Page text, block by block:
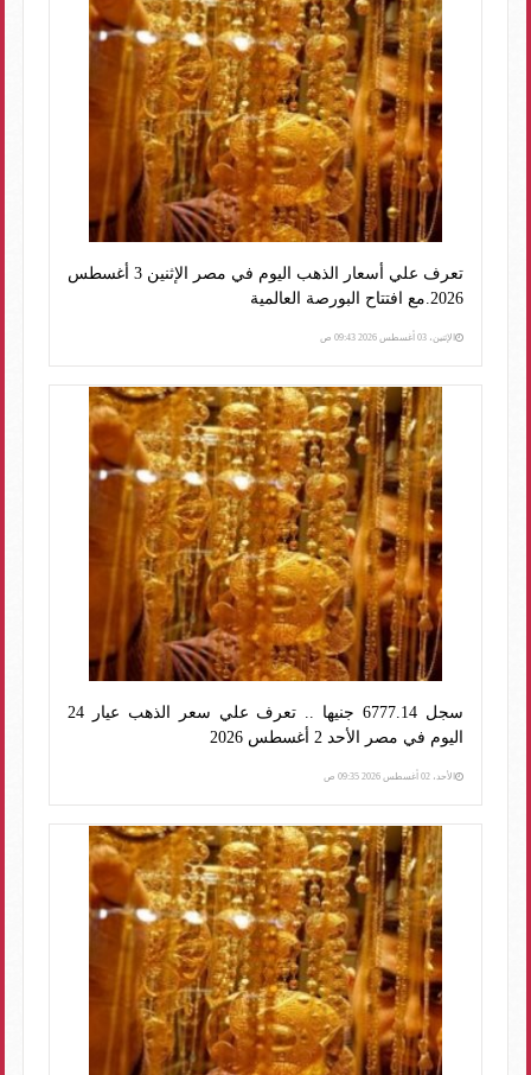
تعرف علي أسعار الذهب اليوم في مصر الإثنين 3 أغسطس
2026.مع افتتاح البورصة العالمية
الإثنين، 03 أغسطس 2026 09:43 ص
سجل 6777.14 جنيها .. تعرف علي سعر الذهب عيار 24
اليوم في مصر الأحد 2 أغسطس 2026
الأحد، 02 أغسطس 2026 09:35 ص